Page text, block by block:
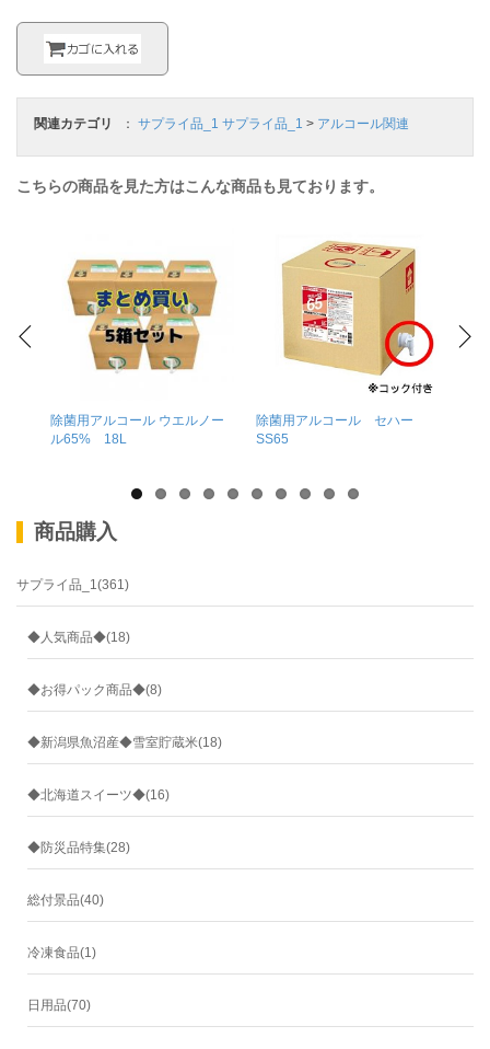
関連カテゴリ ： サプライ品_1 サプライ品_1 > アルコール関連
こちらの商品を見た方はこんな商品も見ております。
除菌用アルコール ウエルノー
ル65% 18L
除菌用アルコール セハー
SS65
商品購入
サプライ品_1(361)
◆人気商品◆(18)
◆お得パック商品◆(8)
◆新潟県魚沼産◆雪室貯蔵米(18)
◆北海道スイーツ◆(16)
◆防災品特集(28)
総付景品(40)
冷凍食品(1)
日用品(70)